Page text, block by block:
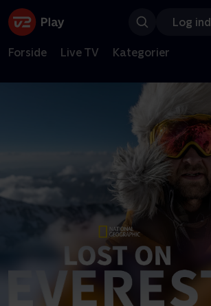
Log ind
Forside Live TV Kategorier